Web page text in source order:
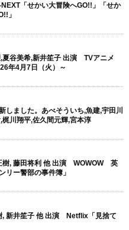
「せかい大冒険へGO!!」「せか
」
夏谷美希,新井笙子 出演 TVアニメ
年4月7日（火）～
しました。あべそういち,魚建,宇田川
川翔平,佐久間元輝,宮本淳
樹, 藤田将利 他 出演 WOWOW 英
リー警部の事件簿」
, 新井笙子 他 出演 Netflix「見捨て